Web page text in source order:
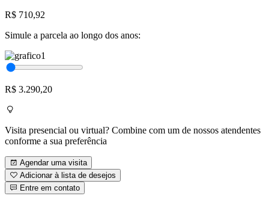
R$ 710,92
Simule a parcela ao longo dos anos:
R$ 3.290,20
Visita presencial ou virtual? Combine com um de nossos atendentes
conforme a sua preferência
Agendar uma visita
Adicionar à lista de desejos
Entre em contato